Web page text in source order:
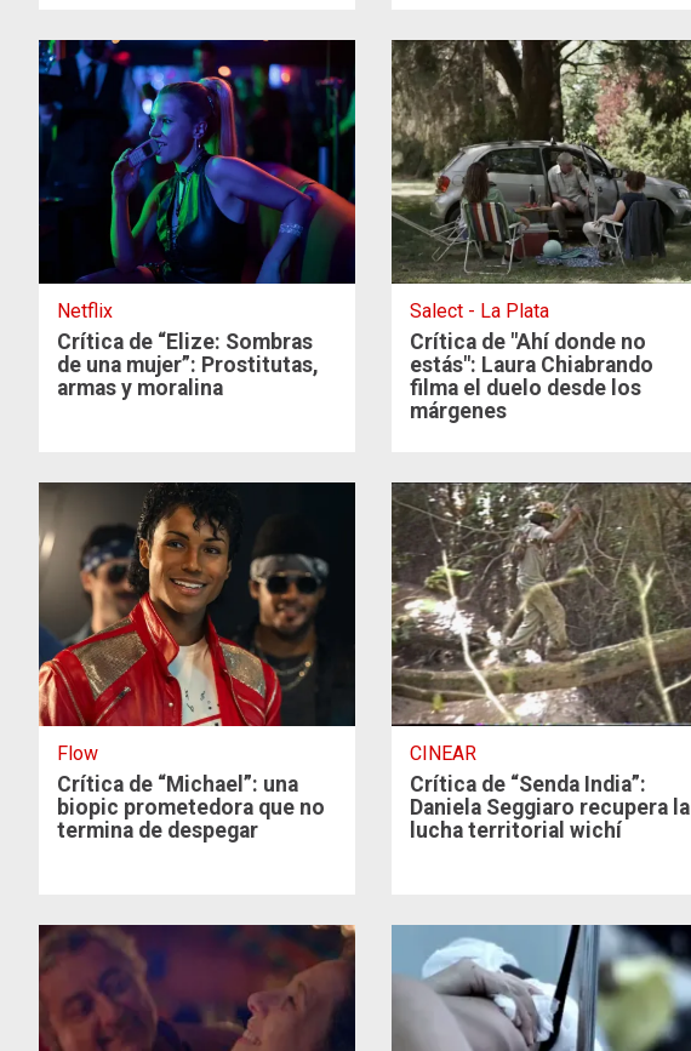
Netflix
Crítica de “Elize: Sombras
de una mujer”: Prostitutas,
armas y moralina
Salect - La Plata
Crítica de "Ahí donde no
estás": Laura Chiabrando
filma el duelo desde los
márgenes
Flow
Crítica de “Michael”: una
biopic prometedora que no
termina de despegar
CINEAR
Crítica de “Senda India”:
Daniela Seggiaro recupera la
lucha territorial wichí